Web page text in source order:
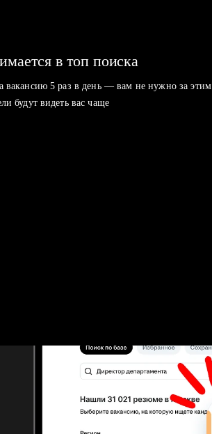
в топ поиска
вакансию 5 раз в день — вам не нужно за этим
будут видеть вас чаще